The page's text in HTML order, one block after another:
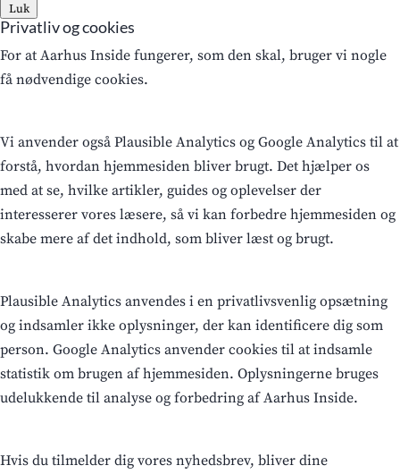
Luk
Privatliv og cookies
For at Aarhus Inside fungerer, som den skal, bruger vi nogle
få nødvendige cookies.
Vi anvender også Plausible Analytics og Google Analytics til at
forstå, hvordan hjemmesiden bliver brugt. Det hjælper os
med at se, hvilke artikler, guides og oplevelser der
interesserer vores læsere, så vi kan forbedre hjemmesiden og
skabe mere af det indhold, som bliver læst og brugt.
Plausible Analytics anvendes i en privatlivsvenlig opsætning
og indsamler ikke oplysninger, der kan identificere dig som
person. Google Analytics anvender cookies til at indsamle
statistik om brugen af hjemmesiden. Oplysningerne bruges
udelukkende til analyse og forbedring af Aarhus Inside.
Hvis du tilmelder dig vores nyhedsbrev, bliver dine